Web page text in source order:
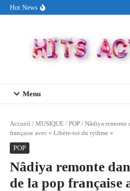
Aller au contenu
Hot News
« New Day »
Menu
Accueil / MUSIQUE / POP / Nâdiya remonte
française avec « Libère-toi du rythme »
POP
Nâdiya remonte
de la pop française